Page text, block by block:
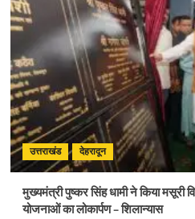
उत्तराखंड देहरादून
मुख्यमंत्री पुष्कर सिंह धामी ने किया मसूरी
योजनाओं का लोकार्पण – शिलान्यास